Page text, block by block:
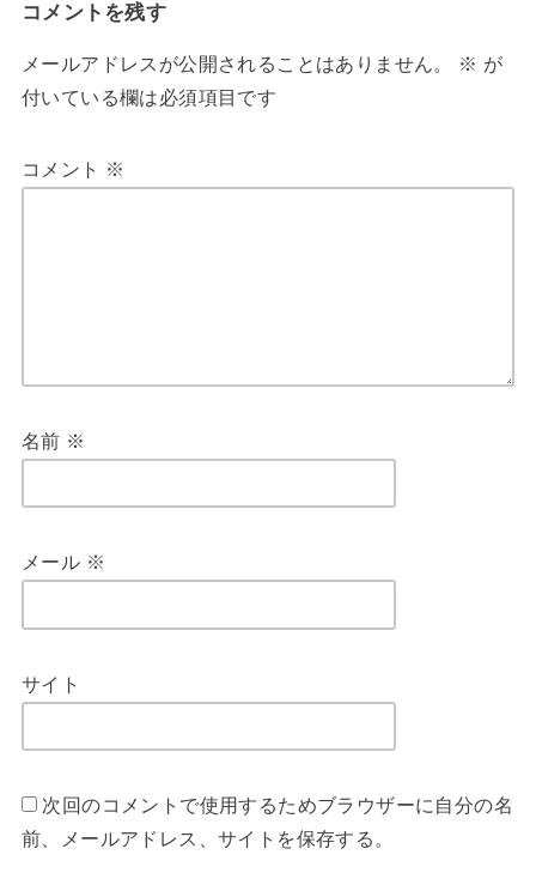
コメントを残す
メールアドレスが公開されることはありません。 ※ が
付いている欄は必須項目です
コメント ※
名前 ※
メール ※
サイト
次回のコメントで使用するためブラウザーに自分の名
前、メールアドレス、サイトを保存する。